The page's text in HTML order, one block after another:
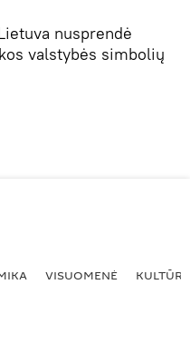
nusprendė
valstybės simbolių
VISUOMENĖ KULTŪRA